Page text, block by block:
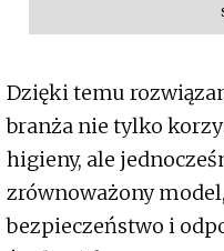
Dzięki temu
branża nie tylko
higieny, ale
zrównoważony
bezpieczeństwo i